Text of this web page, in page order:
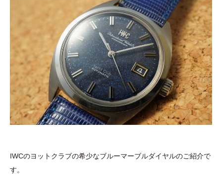
IWCのヨットクラブの希少なブルーマーブルダイヤルのご紹介で
す。